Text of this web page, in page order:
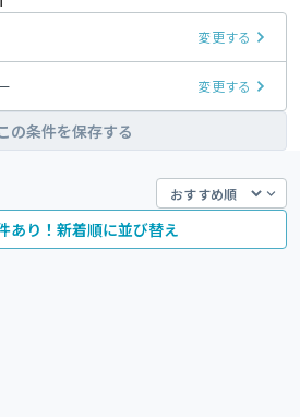
変更する
変更する
の条件を保存する
あり！新着順に並び替え